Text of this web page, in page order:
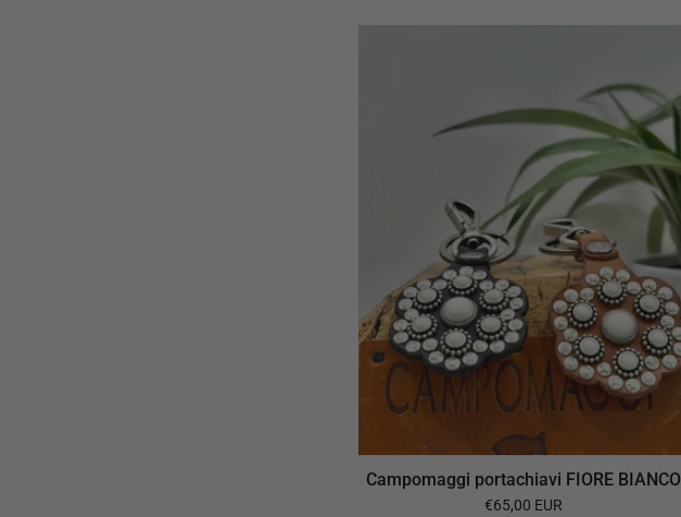
BIANCO
Campomaggi portachiavi FIORE BIANCO
€65,00 EUR